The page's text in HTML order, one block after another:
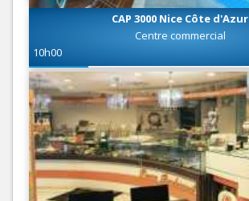
CAP 3000 Nice Côte d'Azur
Centre commercial
10h00